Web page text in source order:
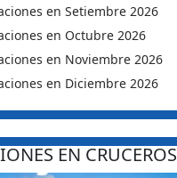
en Setiembre 2026
en Octubre 2026
en Noviembre 2026
en Diciembre 2026
EN CRUCEROS